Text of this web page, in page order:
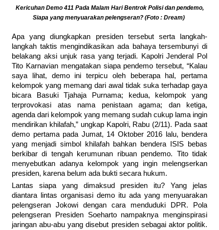
Kericuhan Demo 411 Pada Malam Hari Bentrok Polisi dan pendemo,
Siapa yang menyuarakan pelengseran? (Foto : Dream)
Apa yang diungkapkan presiden tersebut serta langkah-
langkah taktis mengindikasikan ada bahaya tersembunyi di
belakang aksi unjuk rasa yang terjadi. Kapolri Jenderal Pol
Tito Karnavian mengatakan siapa pendemo tersebut, “Kalau
saya lihat, demo ini terpicu oleh beberapa hal, pertama
kelompok yang memang dari awal tidak suka terhadap gaya
bicara Basuki Tjahaja Purnama; kedua, kelompok yang
terprovokasi atas nama penistaan agama; dan ketiga,
agenda dari kelompok yang memang sudah cukup lama ingin
mendirikan khilafah,” ungkap Kapolri, Rabu (2/11). Pada saat
demo pertama pada Jumat, 14 Oktober 2016 lalu, bendera
yang menjadi simbol khilafah bahkan bendera ISIS bebas
berkibar di tengah kerumunan ribuan pendemo. Tito tidak
menyebutkan adanya kelompok yang ingin melengserkan
presiden, karena belum ada bukti secara hukum.
Lantas siapa yang dimaksud presiden itu? Yang jelas
diantara lintas organisasi demo itu ada yang menyuarakan
pelengseran Jokowi dengan cara menduduki DPR. Pola
pelengseran Presiden Soeharto nampaknya menginspirasi
jaringan abu-abu yang disebut presiden sebagai aktor politik.